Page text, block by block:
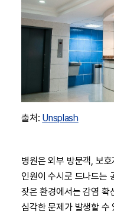
출처: Unsplash
병원은 외부 방문객, 보
인원이 수시로 드나드는
잦은 환경에서는 감염 확
심각한 문제가 발생할 수